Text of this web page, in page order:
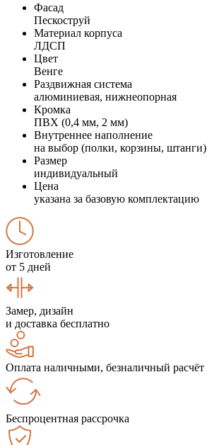
Фасад
Пескоструй
Материал корпуса
ЛДСП
Цвет
Венге
Раздвижная система
алюминиевая, нижнеопорная
Кромка
ПВХ (0,4 мм, 2 мм)
Внутреннее наполнение
на выбор (полки, корзины, штанги)
Размер
индивидуальный
Цена
указана за базовую комплектацию
Изготовление
от 5 дней
Замер, дизайн
и доставка бесплатно
Оплата наличными, безналичный расчёт
Беспроцентная рассрочка